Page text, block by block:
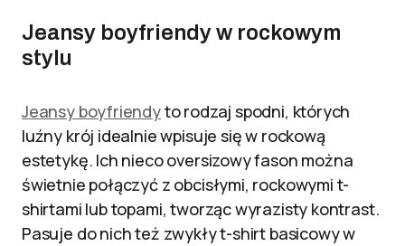
Jeansy boyfriendy w rockowym
stylu
Jeansy boyfriendyto rodzaj spodni, których
luźny krój idealnie wpisuje się w rockową
estetykę. Ich nieco oversizowy fason można
świetnie połączyć z obcisłymi, rockowymi t-
shirtami lub topami, tworząc wyrazisty kontrast.
Pasuje do nich też zwykły t-shirt basicowy w